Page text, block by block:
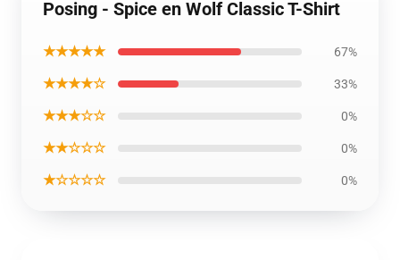
Posing - Spice en Wolf Classic T-Shirt
★★★★★ 67%
★★★★☆ 33%
★★★☆☆ 0%
★★☆☆☆ 0%
★☆☆☆☆ 0%